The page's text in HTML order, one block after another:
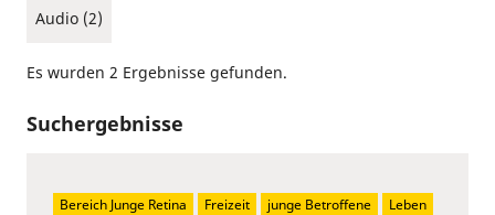
Audio (2)
Es wurden 2 Ergebnisse gefunden.
Suchergebnisse
Bereich Junge Retina Freizeit junge Betroffene Leben